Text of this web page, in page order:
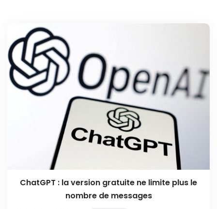
ChatGPT : la version gratuite ne limite plus le
nombre de messages